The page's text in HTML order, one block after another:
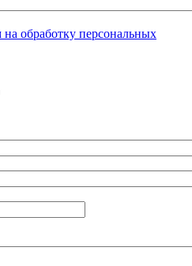
на обработку персональных